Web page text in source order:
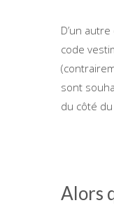
D’un
code
sont
du côté
Alors